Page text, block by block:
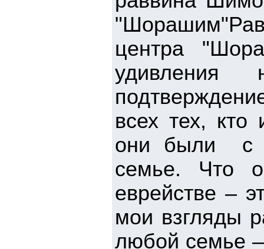
центра
всех тех, кто
они были с
семье. Что
еврействе –
мои взгляды
любой семье